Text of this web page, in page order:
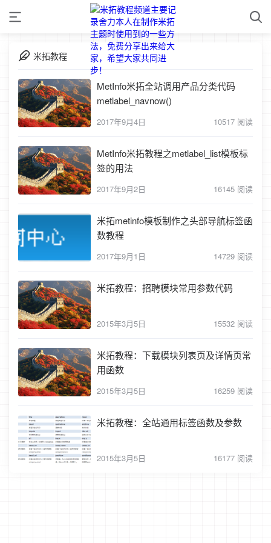
米拓教程
MetInfo米拓全站调用产品分类代码
metlabel_navnow()
2017年9月4日 10517 阅读
MetInfo米拓教程之metlabel_list模板标
签的用法
2017年9月2日 16145 阅读
米拓metinfo模板制作之头部导航标签函
数教程
2017年9月1日 14729 阅读
米拓教程：招聘模块常用参数代码
2015年3月5日 15532 阅读
米拓教程：下载模块列表页及详情页常
用函数
2015年3月5日 16259 阅读
米拓教程：全站通用标签函数及参数
2015年3月5日 16177 阅读